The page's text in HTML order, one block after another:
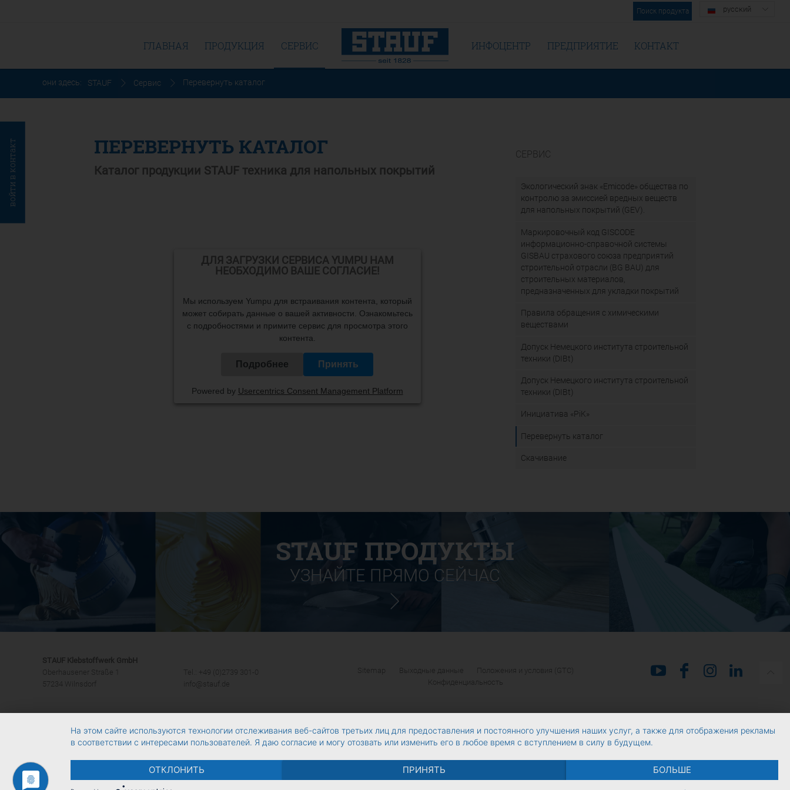
войти в контакт
Поиск продукта русский
ГЛАВНАЯ ПРОДУКЦИЯ СЕРВИС ИНФОЦЕНТР ПРЕДПРИЯТИЕ КОНТАКТ
они здесь: STAUF Сервис Перевернуть каталог
ПЕРЕВЕРНУТЬ КАТАЛОГ
Каталог продукции STAUF техника для напольных покрытий
ДЛЯ ЗАГРУЗКИ СЕРВИСА YUMPU НАМ
НЕОБХОДИМО ВАШЕ СОГЛАСИЕ!
Мы используем Yumpu для встраивания контента, который
может собирать данные о вашей активности. Ознакомьтесь
с подробностями и примите сервис для просмотра этого
контента.
Подробнее Принять
Powered by Usercentrics Consent Management Platform
СЕРВИС
Экологический знак «Emicode» общества по
контролю за эмиссией вредных веществ
для напольных покрытий (GEV).
Маркировочный код GISCODE
информационно-справочной системы
GISBAU страхового союза предприятий
строительной отрасли (BG BAU) для
строительных материалов,
предназначенных для укладки покрытий
Правила обращения с химическими
веществами
Допуск Немецкого института строительной
техники (DIBt)
Допуск Немецкого института строительной
техники (DIBt)
Инициатива «PiK»
Перевернуть каталог
Скачивание
STAUF ПРОДУКТЫ
УЗНАЙТЕ ПРЯМО СЕЙЧАС
STAUF Klebstoffwerk GmbH
Oberhausener Straße 1
57234 Wilnsdorf
Tel.: +49 (0)2739 301-0
info@stauf.de
Sitemap Выходные данные
Положения и условия (GTC)
Конфиденциальность
На этом сайте используются технологии отслеживания веб-сайтов третьих лиц для предоставления и постоянного улучшения наших услуг, а также для отображения рекламы
в соответствии с интересами пользователей. Я даю согласие и могу отозвать или изменить его в любое время с вступлением в силу в будущем.
ОТКЛОНИТЬ ПРИНЯТЬ БОЛЬШЕ